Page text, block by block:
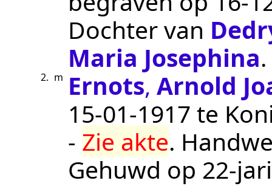
Dochter van
Maria Josephina.
2. m Ernots, Arnold
15‑01‑1917 te
- Zie akte.
Gehuwd op 22-